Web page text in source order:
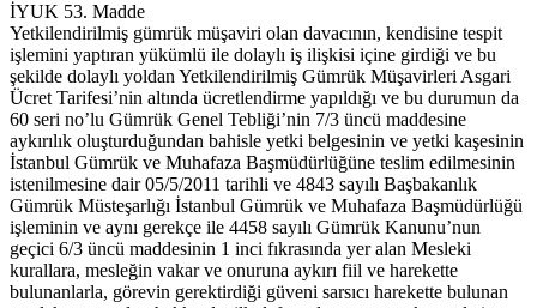
İYUK 53. Madde
Yetkilendirilmiş gümrük müşaviri olan davacının, kendisine tespit
işlemini yaptıran yükümlü ile dolaylı iş ilişkisi içine girdiği ve bu
şekilde dolaylı yoldan Yetkilendirilmiş Gümrük Müşavirleri Asgari
Ücret Tarifesi’nin altında ücretlendirme yapıldığı ve bu durumun da
60 seri no’lu Gümrük Genel Tebliği’nin 7/3 üncü maddesine
aykırılık oluşturduğundan bahisle yetki belgesinin ve yetki kaşesinin
İstanbul Gümrük ve Muhafaza Başmüdürlüğüne teslim edilmesinin
istenilmesine dair 05/5/2011 tarihli ve 4843 sayılı Başbakanlık
Gümrük Müsteşarlığı İstanbul Gümrük ve Muhafaza Başmüdürlüğü
işleminin ve aynı gerekçe ile 4458 sayılı Gümrük Kanunu’nun
geçici 6/3 üncü maddesinin 1 inci fıkrasında yer alan Mesleki
kurallara, mesleğin vakar ve onuruna aykırı fiil ve harekette
bulunanlarla, görevin gerektirdiği güveni sarsıcı harekette bulunan